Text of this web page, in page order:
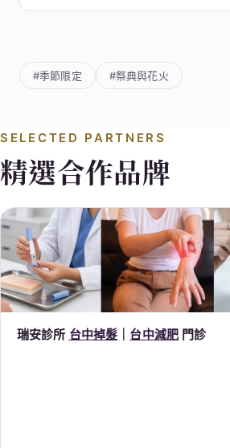
#季節限定 #祭典與花火
SELECTED PARTNERS
精選合作品牌
瑞安診所 台中掉髮 台中減肥 門診